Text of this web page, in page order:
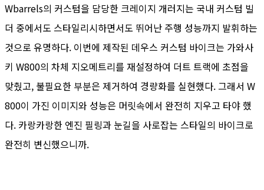
Wbarrels의 커스텀을 담당한 크레이지 개러지는 국내 커스텀 빌
더 중에서도 스타일리시하면서도 뛰어난 주행 성능까지 발휘하는
것으로 유명하다. 이번에 제작된 데우스 커스텀 바이크는 가와사
키 W800의 차체 지오메트리를 재설정하여 더트 트랙에 초점을
맞췄고, 불필요한 부분은 제거하여 경량화를 실현했다. 그래서 W
800이 가진 이미지와 성능은 머릿속에서 완전히 지우고 타야 했
다. 카랑카랑한 엔진 필링과 눈길을 사로잡는 스타일의 바이크로
완전히 변신했으니까.